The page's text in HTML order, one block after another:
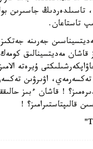
تاسىلدەردىڭ جاسىرىن
تاستاعان.
جەرىنە
مەديتسينالىق
ۇيرەتە
اۋىرۋىن
! قاشان ءبىز
قالىپتاستىرامىز؟ !